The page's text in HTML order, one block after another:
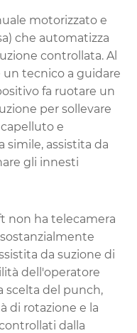
motorizzato e
che automatizza
controllata. Al
tecnico a guidare
fa ruotare un
per sollevare
e
simile, assistita da
gli innesti
non ha telecamera
da suzione di
dell'operatore
scelta del punch,
di rotazione e la
dalla